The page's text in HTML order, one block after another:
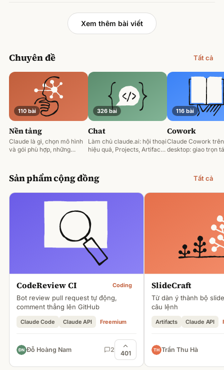
Xem thêm bài viết
Chuyên đề Tất cả
110 bài
Nền tảng
Claude là gì, chọn mô hình
và gói phù hợp, những
326 bài
Chat
Làm chủ claude.ai: hội thoại
hiệu quả, Projects, Artifacts
116 bài
Cowork
Claude Cowork trên
desktop: giao trọn
Sản phẩm cộng đồng Tất cả
CodeReview CI Coding
Bot review pull request tự động,
comment thẳng lên GitHub
Claude Code Claude API Freemium
Đỗ Hoàng Nam 2 401
SlideCraft
Từ dàn ý thành bộ
câu lệnh
Artifacts Claude API
Trần Thu Hà